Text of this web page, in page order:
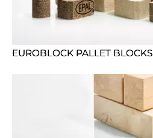
EUROBLOCK PALLET BLOCKS